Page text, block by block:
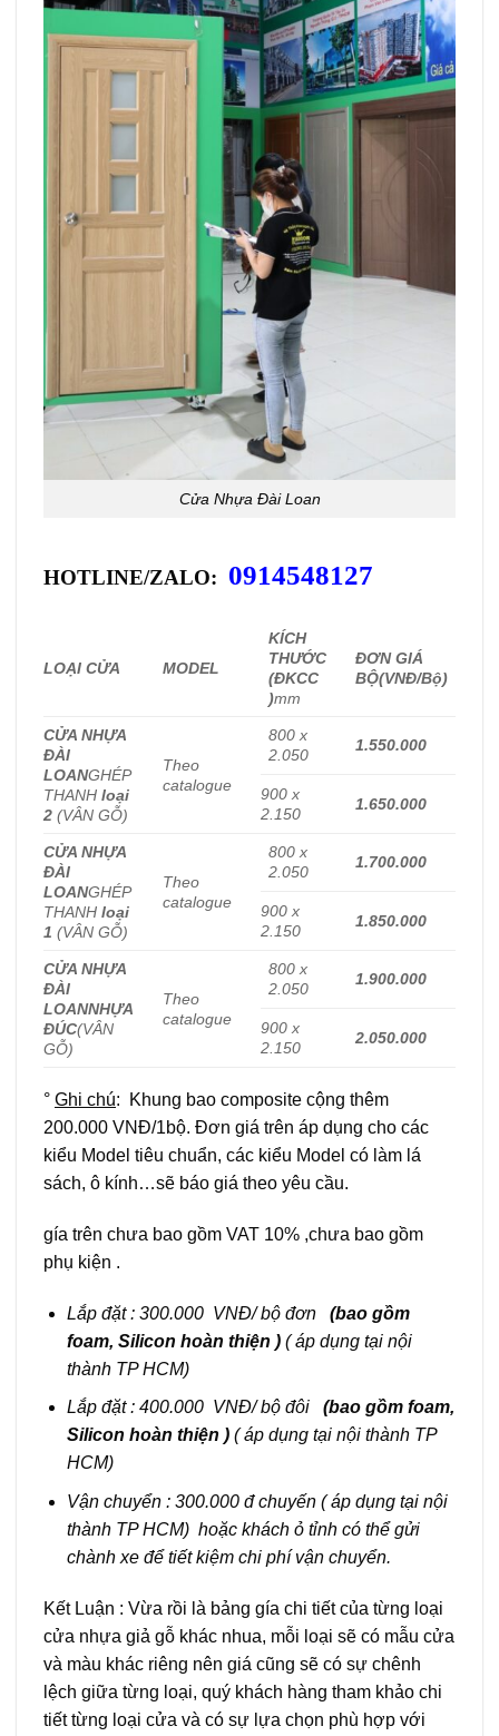
Cửa Nhựa Đài Loan
HOTLINE/ZALO: 0914548127
LOẠI CỬA MODEL
KÍCH
THƯỚC
(ĐKCC
)mm
ĐƠN GIÁ
BỘ(VNĐ/Bộ)
CỬA NHỰA
ĐÀI
LOANGHÉP
THANH loại
2 (VÂN GỖ)
Theo
catalogue
800 x
2.050
1.550.000
900 x
2.150
1.650.000
CỬA NHỰA
ĐÀI
LOANGHÉP
THANH loại
1 (VÂN GỖ)
Theo
catalogue
800 x
2.050
1.700.000
900 x
2.150
1.850.000
CỬA NHỰA
ĐÀI
LOANNHỰA
ĐÚC(VÂN
GỖ)
Theo
catalogue
800 x
2.050
1.900.000
900 x
2.150
2.050.000
° Ghi chú: Khung bao composite cộng thêm
200.000 VNĐ/1bộ. Đơn giá trên áp dụng cho các
kiểu Model tiêu chuẩn, các kiểu Model có làm lá
sách, ô kính…sẽ báo giá theo yêu cầu.
gía trên chưa bao gồm VAT 10% ,chưa bao gồm
phụ kiện .
Lắp đặt : 300.000 VNĐ/ bộ đơn
(bao gồm
foam, Silicon hoàn thiện ) ( áp dụng tại nội
thành TP HCM)
Lắp đặt : 400.000 VNĐ/ bộ đôi
(bao gồm foam,
Silicon hoàn thiện ) ( áp dụng tại nội thành TP
HCM)
Vận chuyển : 300.000 đ chuyến ( áp dụng tại nội
thành TP HCM) hoặc khách ỏ tỉnh có thể gửi
chành xe để tiết kiệm chi phí vận chuyển.
Kết Luận : Vừa rồi là bảng gía chi tiết của từng loại
cửa nhựa giả gỗ khác nhua, mỗi loại sẽ có mẫu cửa
và màu khác riêng nên giá cũng sẽ có sự chênh
lệch giữa từng loại, quý khách hàng tham khảo chi
tiết từng loại cửa và có sự lựa chọn phù hợp với